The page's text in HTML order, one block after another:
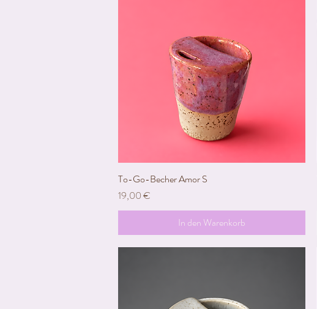
Schnellansicht
To-Go-Becher Amor S
Preis
19,00 €
In den Warenkorb